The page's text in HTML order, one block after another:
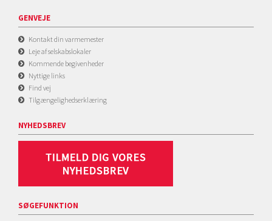
GENVEJE
Kontakt din varmemester
Leje af selskabslokaler
Kommende begivenheder
Nyttige links
Find vej
Tilgængelighedserklæring
NYHEDSBREV
SØGEFUNKTION